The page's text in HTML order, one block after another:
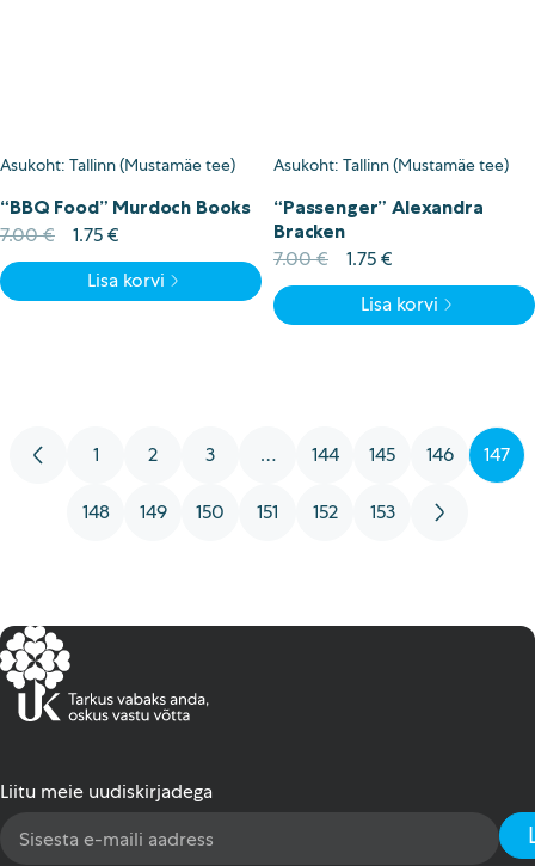
Asukoht: Tallinn (Mustamäe tee)
“BBQ Food” Murdoch Books
7.00€
Algne
hind
oli:
7.00 €.
1.75€
price
is:
1.75 €.
Lisa korvi
Asukoht: Tallinn (Mustamäe tee)
“Passenger” Alexandra
Bracken
7.00€
Algne
hind
oli:
7.00 €.
1.75€Current
price
is:
1.75 €.
Lisa korvi
← 1 2 3 … 144 145 146 147
148 149 150 151 152 153 →
Liitu meie uudiskirjadega
Address